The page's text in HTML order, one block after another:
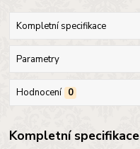
Kompletní specifikace
Parametry
Hodnocení 0
Kompletní specifikace